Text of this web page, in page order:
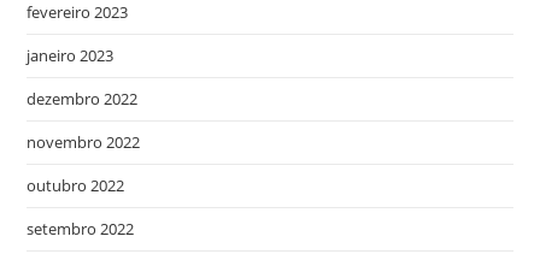
fevereiro 2023
janeiro 2023
dezembro 2022
novembro 2022
outubro 2022
setembro 2022